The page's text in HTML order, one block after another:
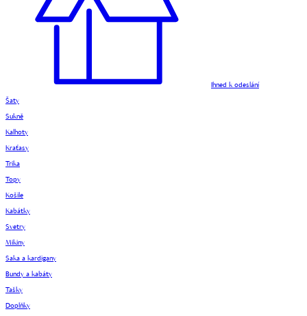
Ihned k odeslání
Šaty
Sukně
Kalhoty
Kraťasy
Trika
Topy
Košile
Kabátky
Svetry
Mikiny
Saka a kardigany
Bundy a kabáty
Tašky
Doplňky